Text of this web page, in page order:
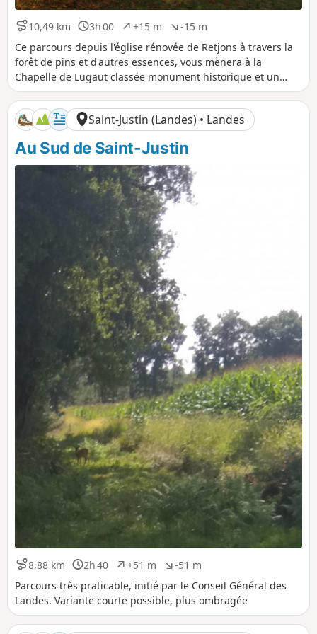
10,49 km
D
i
s
t
a
n
c
e
3h 00
D
u
r
é
e
+15 m
D
é
n
i
v
e
l
é
p
o
t
i
-15 m
D
é
n
i
v
e
l
é
n
é
a
t
i
f
Ce parcours depuis l'église rénovée de Retjons à travers la
forêt de pins et d'autres essences, vous mènera à la
Chapelle de Lugaut classée monument historique et un
agréable sentier le long du Ruisseau de Ribarrouy.
Saint-Justin (Landes) • Landes
Au Sud de Saint-Justin
8,88 km
D
i
s
t
2h 40
D
u
r
é
+51 m
D
é
n
i
-51 m
D
é
n
i
Parcours très praticable, initié par le Conseil Général des
Landes. Variante courte possible, plus ombragée